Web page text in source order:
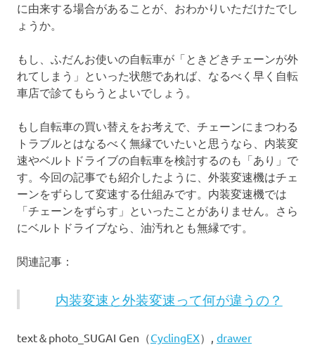
に由来する場合があることが、おわかりいただけたでし
ょうか。
もし、ふだんお使いの自転車が「ときどきチェーンが外
れてしまう」といった状態であれば、なるべく早く自転
車店で診てもらうとよいでしょう。
もし自転車の買い替えをお考えで、チェーンにまつわる
トラブルとはなるべく無縁でいたいと思うなら、内装変
速やベルトドライブの自転車を検討するのも「あり」で
す。今回の記事でも紹介したように、外装変速機はチェ
ーンをずらして変速する仕組みです。内装変速機では
「チェーンをずらす」といったことがありません。さら
にベルトドライブなら、油汚れとも無縁です。
関連記事：
内装変速と外装変速って何が違うの？
text＆photo_SUGAI Gen（CyclingEX）, drawer